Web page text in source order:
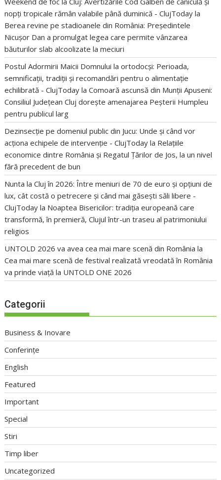
nopți tropicale rămân valabile până duminică - ClujToday la
Berea revine pe stadioanele din România: Președintele
Nicușor Dan a promulgat legea care permite vânzarea
băuturilor slab alcoolizate la meciuri
Postul Adormirii Maicii Domnului la ortodocși: Perioada,
semnificații, tradiții și recomandări pentru o alimentație
echilibrată - ClujToday laComoară ascunsă din Munții Apuseni:
Consiliul Județean Cluj dorește amenajarea Peșterii Humpleu
pentru publicul larg
Dezinsecție pe domeniul public din Jucu: Unde și când vor
acționa echipele de intervenție - ClujToday la Relațiile
economice dintre România și Regatul Țărilor de Jos, la un nivel
fără precedent de bun
Nunta la Cluj în 2026: Între meniuri de 70 de euro și opțiuni de
lux, cât costă o petrecere și când mai găsești săli libere -
ClujToday la Noaptea Bisericilor: tradiția europeană care
transformă, în premieră, Clujul într-un traseu al patrimoniului
religios
UNTOLD 2026 va avea cea mai mare scenă din România la
Cea mai mare scenă de festival realizată vreodată în România
va prinde viață la UNTOLD ONE 2026
Categorii
Business & Inovare
Conferințe
English
Featured
Important
Special
Stiri
Timp liber
Uncategorized